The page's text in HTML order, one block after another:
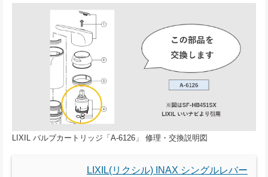
LIXIL バルブカートリッジ「A-6126」 修理・交換説明図
LIXIL(リクシル) INAX シングルレバー